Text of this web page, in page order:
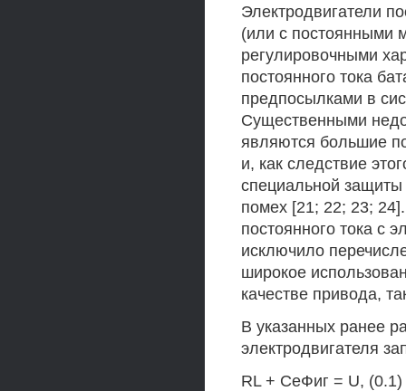
Электродвигатели
(или с постоянными
регулировочными
постоянного тока
предпосылками в
Существенными
являются большие
и, как следствие
специальной защиты
помех [21; 22; 23;
постоянного тока с
исключило
широкое
качестве привода,
В указанных ранее
электродвигателя
RL + СеФиг = U, (0.1)